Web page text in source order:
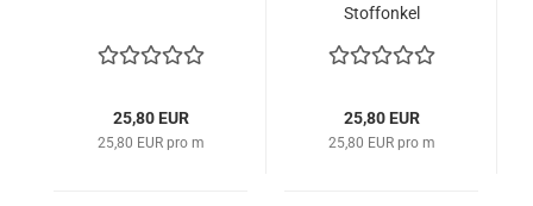
25,80 EUR
25,80 EUR pro m
Stoffonkel
25,80 EUR
25,80 EUR pro m